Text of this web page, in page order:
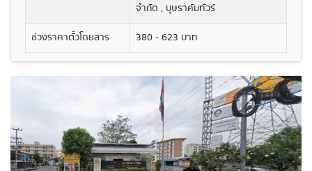
จำกัด , บุษราคัมทัวร์
ช่วงราคาตั๋วโดยสาร
380 - 623 บาท